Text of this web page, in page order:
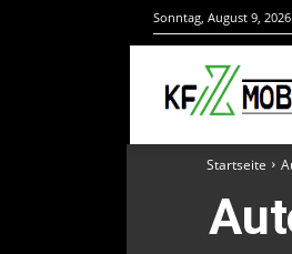
Sonntag, August 9, 2026
Startseite